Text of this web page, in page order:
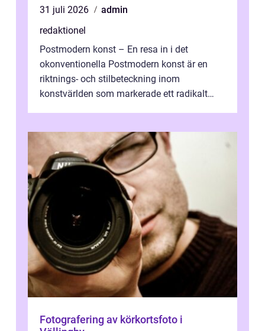
31 juli 2026
admin
redaktionel
Postmodern konst – En resa in i det
okonventionella Postmodern konst är en
riktnings- och stilbeteckning inom
konstvärlden som markerade ett radikalt
Fotografering av körkortsfoto i